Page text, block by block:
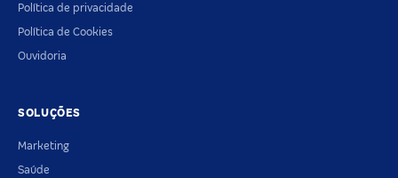
Política de privacidade
Política de Cookies
Ouvidoria
SOLUÇÕES
Marketing
Saúde